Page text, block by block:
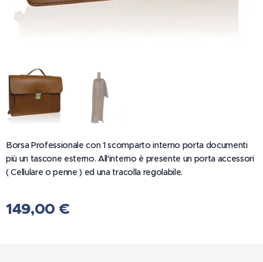
Borsa Professionale con 1 scomparto interno porta documenti
più un tascone esterno. All'interno è presente un porta accessori
( Cellulare o penne ) ed una tracolla regolabile.
149,00 €